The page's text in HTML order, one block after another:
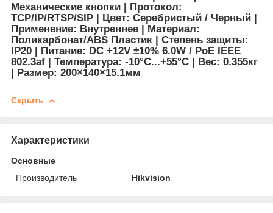
Механические кнопки | Протокол:
TCP/IP/RTSP/SIP | Цвет: Серебристый / Черный |
Применение: Внутреннее | Материал:
Поликарбонат/ABS Пластик | Степень защиты:
IP20 | Питание: DC +12V ±10% 6.0W / PoE IEEE
802.3af | Температура: -10°C...+55°C | Вес: 0.355кг
| Размер: 200×140×15.1мм
Скрыть
Характеристики
Основные
Производитель
Hikvision